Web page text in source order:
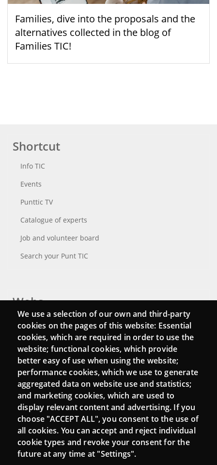
Families, dive into the proposals and the
alternatives collected in the blog of
Families TIC!
Shortcut
Info TIC
Events
Punttic TV
Catalogue of experts
Job and volunteer board
Search your Punt TIC
Webs
Login
Mattermost Punt TIC
Moodle CampusLab
Connect
Contact
Newsletters
We use a selection of our own and third-party
cookies on the pages of this website: Essential
cookies, which are required in order to use the
website; functional cookies, which provide
better easy of use when using the website;
performance cookies, which we use to generate
aggregated data on website use and statistics;
and marketing cookies, which are used to
display relevant content and advertising. If you
choose "ACCEPT ALL", you consent to the use of
all cookies. You can accept and reject individual
cookie types and revoke your consent for the
future at any time at "Settings".